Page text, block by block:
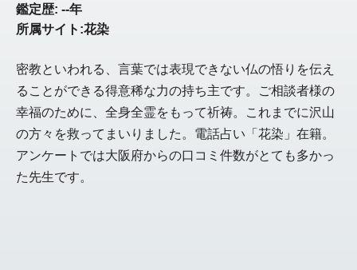
鑑定歴: --年
所属サイト:花染
密教といわれる、言葉では表現できない仏の悟りを伝え
ることができる得意稀な力の持ち主です。ご相談者様の
幸福のために、全身全霊をもって祈祷。これまでに沢山
の方々を救ってまいりました。電話占い「花染」在籍。
アンケートでは大阪府からの口コミ件数がとても多かっ
た先生です。